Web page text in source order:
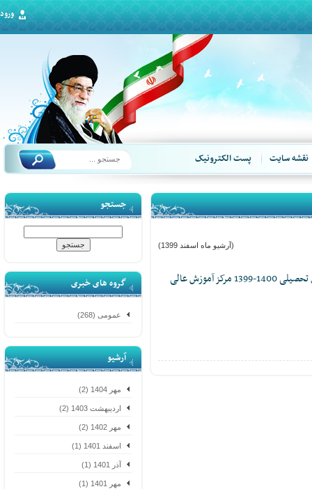
ورود
سایت پست الکترونیک
جستجو
گروه های خبری
عمومی (268)
آرشیو
مهر 1404 (2)
اردیبهشت 1403 (2)
مهر 1402 (2)
اسفند 1401 (1)
آذر 1401 (1)
مهر 1401 (1)
(آرشیو ماه اسفند 1399)
تقویم آموزشی نیمسال دوم سال تحصیلی 1400-1399 مرکز آموزش عالی